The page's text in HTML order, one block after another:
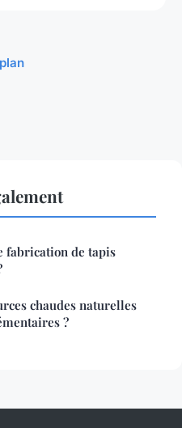
fabrication de tapis
chaudes naturelles
?